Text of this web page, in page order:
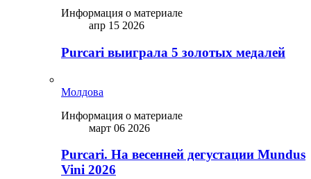
Информация о материале
апр 15 2026
Purcari выиграла 5 золотых медалей
Молдова
Информация о материале
март 06 2026
Purcari. На весенней дегустации Mundus
Vini 2026